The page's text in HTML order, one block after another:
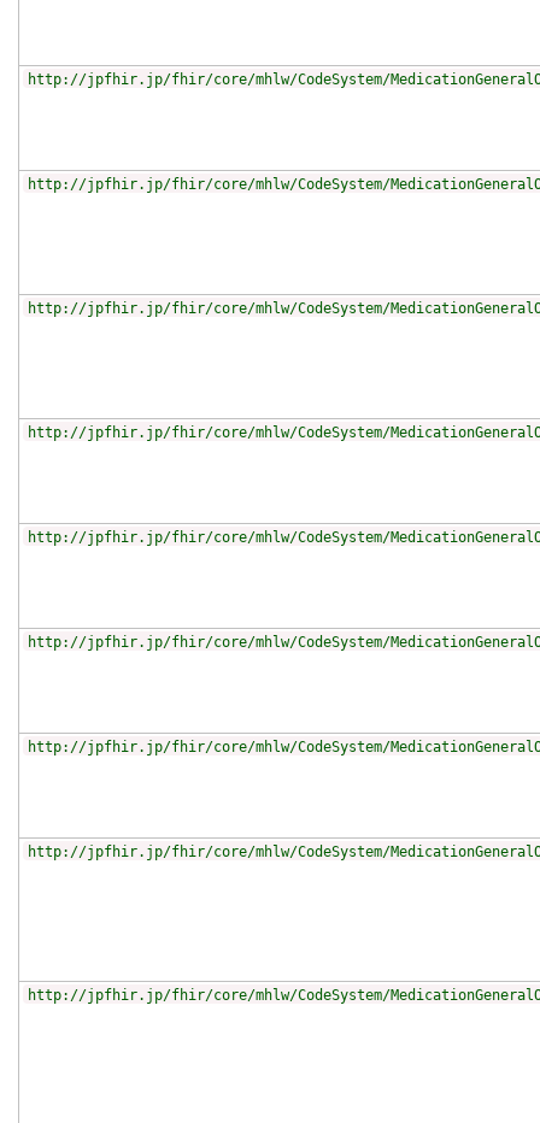
http://jpfhir.jp/fhir/core/mhlw/CodeSystem/
http://jpfhir.jp/fhir/core/mhlw/CodeSystem/
http://jpfhir.jp/fhir/core/mhlw/CodeSystem/
http://jpfhir.jp/fhir/core/mhlw/CodeSystem/
http://jpfhir.jp/fhir/core/mhlw/CodeSystem/
http://jpfhir.jp/fhir/core/mhlw/CodeSystem/
http://jpfhir.jp/fhir/core/mhlw/CodeSystem/
http://jpfhir.jp/fhir/core/mhlw/CodeSystem/
http://jpfhir.jp/fhir/core/mhlw/CodeSystem/